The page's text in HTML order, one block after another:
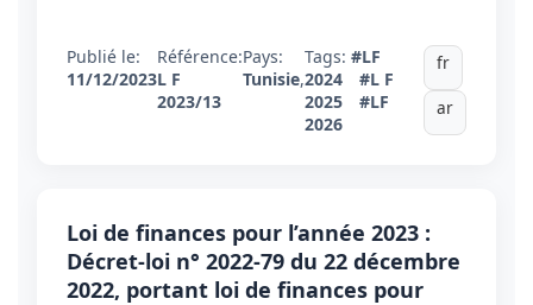
Publié le:
11/12/2023
Référence:
L F
2023/13
Pays:
Tunisie,
Tags: #LF
2024
#L F
2025
#LF
2026
fr
ar
Loi de finances pour l’année 2023 :
Décret-loi n° 2022-79 du 22 décembre
2022, portant loi de finances pour